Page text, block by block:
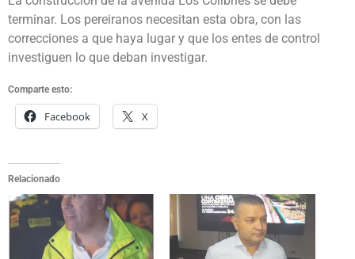
terminar. Los pereiranos necesitan esta obra, con las
correcciones a que haya lugar y que los entes de control
investiguen lo que deban investigar.
Comparte esto:
Facebook X
Relacionado